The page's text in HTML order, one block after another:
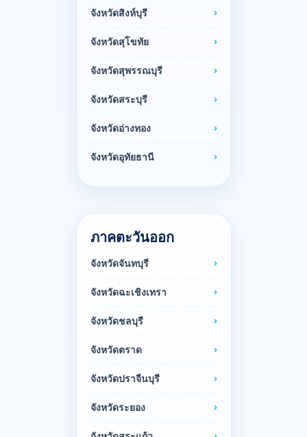
จังหวัดสิงห์บุรี
จังหวัดสุโขทัย
จังหวัดสุพรรณบุรี
จังหวัดสระบุรี
จังหวัดอ่างทอง
จังหวัดอุทัยธานี
ภาคตะวันออก
จังหวัดจันทบุรี
จังหวัดฉะเชิงเทรา
จังหวัดชลบุรี
จังหวัดตราด
จังหวัดปราจีนบุรี
จังหวัดระยอง